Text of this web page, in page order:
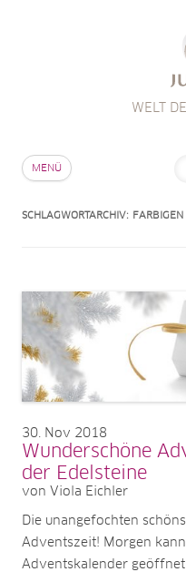
WELT
MENÜ
SCHLAGWORTARCHIV: FARBIGEN
30 Nov 2018
Wunderschöne
der Edelsteine
von Viola Eichler
Die unangefochten
Adventszeit! Morgen
Adventskalender geöffnet